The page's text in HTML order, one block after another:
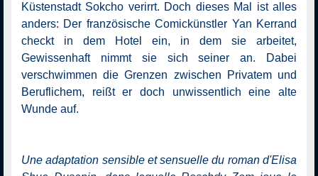
Küstenstadt Sokcho verirrt. Doch dieses Mal ist alles
anders: Der französische Comickünstler Yan Kerrand
checkt in dem Hotel ein, in dem sie arbeitet,
Gewissenhaft nimmt sie sich seiner an. Dabei
verschwimmen die Grenzen zwischen Privatem und
Beruflichem, reißt er doch unwissentlich eine alte
Wunde auf.
Une adaptation sensible et sensuelle du roman d'Elisa